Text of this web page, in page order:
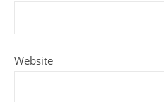
Website